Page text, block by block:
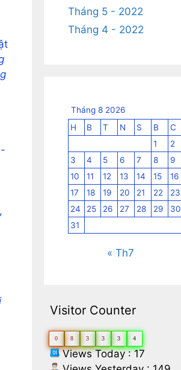
Tháng 5 - 2022
Tháng 4 - 2022
Tháng 8 2026
H
B T N S B
C
1
2
3
4 5 6 7 8
9
10
11 12 13 14 15
16
17
18 19 20 21 22
23
24
25 26 27 28 29
30
31
« Th7
Visitor Counter
0 8 3 3 3 4
Views Today : 17